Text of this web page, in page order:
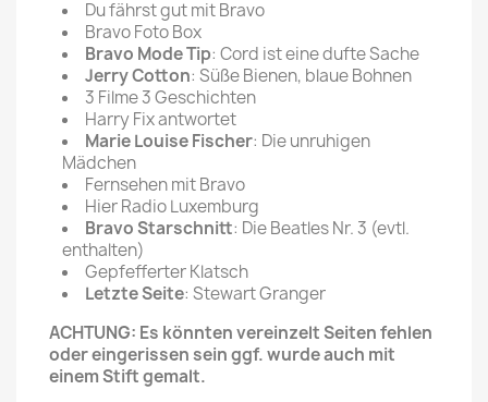
Du fährst gut mit Bravo
Bravo Foto Box
Bravo Mode Tip: Cord ist eine dufte Sache
Jerry Cotton: Süße Bienen, blaue Bohnen
3 Filme 3 Geschichten
Harry Fix antwortet
Marie Louise Fischer: Die unruhigen
Mädchen
Fernsehen mit Bravo
Hier Radio Luxemburg
Bravo Starschnitt: Die Beatles Nr. 3 (evtl.
enthalten)
Gepfefferter Klatsch
Letzte Seite: Stewart Granger
ACHTUNG: Es könnten vereinzelt Seiten fehlen
oder eingerissen sein ggf. wurde auch mit
einem Stift gemalt.